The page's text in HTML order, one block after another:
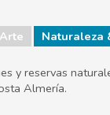
Naturaleza
y reservas
Almería.